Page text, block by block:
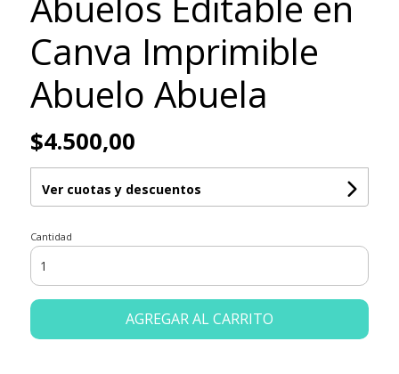
Canva Imprimible
Abuelo Abuela
$4.500,00
Ver cuotas y descuentos
Cantidad
AGREGAR AL CARRITO